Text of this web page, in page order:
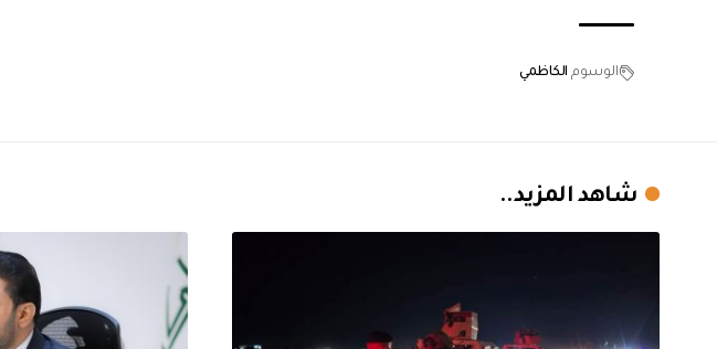
الوسوم الكاظمي
شاهد المزيد..